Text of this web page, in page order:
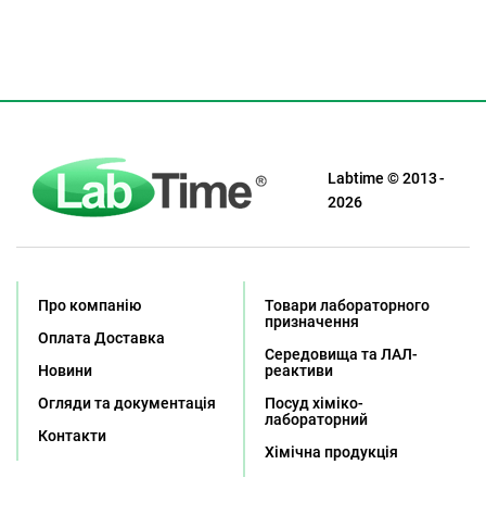
Labtime © 2013 -
2026
Про компанію
Оплата Доставка
Новини
Огляди та документація
Контакти
Товари лабораторного
призначення
Середовища та ЛАЛ-
реактиви
Посуд хіміко-
лабораторний
Хімічна продукція